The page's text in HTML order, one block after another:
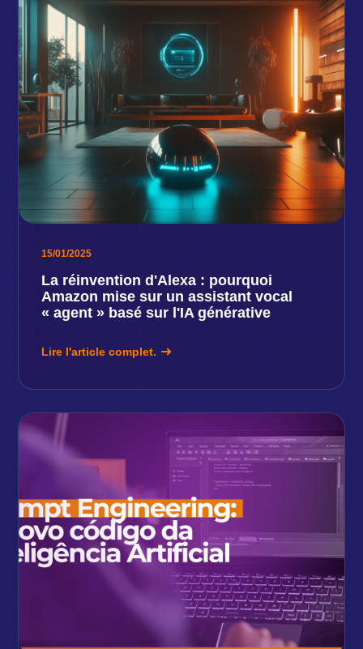
15/01/2025
La réinvention d'Alexa : pourquoi
Amazon mise sur un assistant vocal
« agent » basé sur l'IA générative
Lire l'article complet.